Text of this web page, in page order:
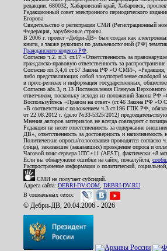
редакции: 680032, Хабаровский край, Хабаровск,
Редакционный совет электронного
Егорова
Свидетельство о регистрации СМИ (Регистрационный
Федерация, зарубежные страны.
В 2006 г. проект «Дебри-ДВ» был создан как
книги, а также рукописи по дальневосточной (РФ)
Гражданского кодекса РФ
Согласно ч.2. п.3. ст.17 «Ответственность за
гражданско-правовую ответственность за
Согласно пп.3,4,6 ст.57 Закона РФ «О СМИ», «Редакция,
либо представляющих собой злоупотребление свободой
в пресс-релизах и информация государственных,
Согласно абз.3, п.13 Постановления Пленума
ответчиком, поскольку исходя из положений Закона РФ
Воспользуйтесь «Правом на ответ» (ст.46 Закона РФ «О
«В соответствии с положением ч.3 ст.196 ГПК РФ,
от 22.08.2012 г. (дело №33-5325/2012)
Мнения авторов материалов не всегда совпадают с
Редакция не несет ответственность за содержание
ДВ», ответственность за достоверность и наполняемость
Политические опросы/голосования проводятся
(лица), заказавшее (заказавших) проведение опроса и
Часовой пояс сервера UTC+11 (AEST), фактически +8
Если вы обнаружили ошибки на сайте, пожалуйста,
Распространение информации о политической,
СМИ не получает субсидий.
Адреса сайта: DEBRI-DV.COM DEBRI-DV.RU
В социальных сетях:
© Дебри-ДВ, 20.04.2006 - 2026